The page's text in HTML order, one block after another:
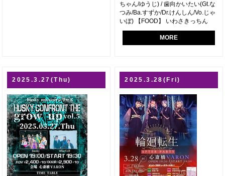
ちゃん/ゆうじ) / 歯向かいたい(Gt.な
つみ/Ba.すずか/Dr.けんしん/Vo.じゃ
いぼ) 【FOOD】 いわさきっちん
MORE
2025.3.27(Thu) 2025.3.28(Fri)